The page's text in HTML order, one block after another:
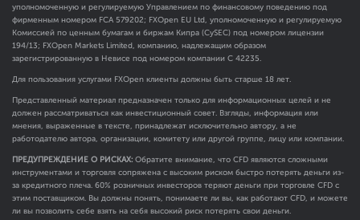
уполномоченную и регулируемую Управлением по финансовому поведению под
фирменным номером FCA 579202; FXOpen EU Ltd, уполномоченную и регулируемую
Комиссией по ценным бумагам и биржам Кипра (CySEC) под номером лицензии
194/13; FXOpen Markets Limited, компанию, надлежащим образом
зарегистрированную в Невисе под номером компании C 42235.
Для пользования услугами FXOpen клиенты должны быть старше 18 лет.
Представленный материал предназначен только для информационных целей и не
должен рассматриваться как инвестиционный совет. Взгляды, информация или
мнения, выраженные в тексте, принадлежат исключительно автору, а не
работодателю автора, организации, комитету или другой группе, лицу или компании.
ПРЕДУПРЕЖДЕНИЕ О РИСКАХ: Обратите внимание, что CFD являются сложными
инструментами и торговля сопряжена с высоким риском быстро потерять деньги из-
за кредитного плеча. 60% розничных инвесторов теряют деньги при торговле CFD с
этим поставщиком. Вы должны понять, понимаете ли вы, как работают CFD, и можете
ли вы позволить себе взять на себя высокий риск потерять свои деньги.